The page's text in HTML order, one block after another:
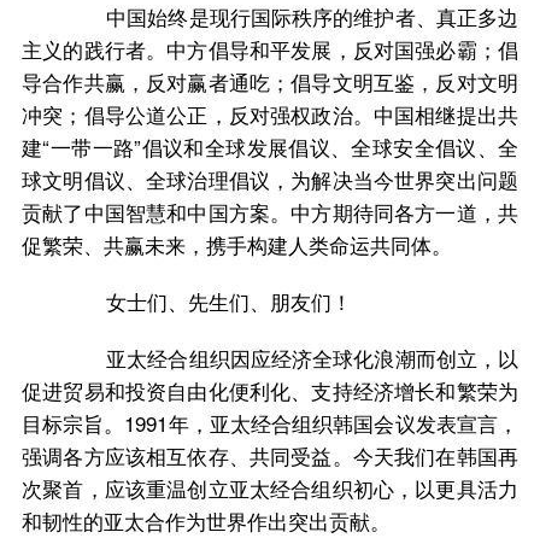
中国始终是现行国际秩序的维护者、真正多边
主义的践行者。中方倡导和平发展，反对国强必霸；倡
导合作共赢，反对赢者通吃；倡导文明互鉴，反对文明
冲突；倡导公道公正，反对强权政治。中国相继提出共
建“一带一路”倡议和全球发展倡议、全球安全倡议、全
球文明倡议、全球治理倡议，为解决当今世界突出问题
贡献了中国智慧和中国方案。中方期待同各方一道，共
促繁荣、共赢未来，携手构建人类命运共同体。
女士们、先生们、朋友们！
亚太经合组织因应经济全球化浪潮而创立，以
促进贸易和投资自由化便利化、支持经济增长和繁荣为
目标宗旨。1991年，亚太经合组织韩国会议发表宣言，
强调各方应该相互依存、共同受益。今天我们在韩国再
次聚首，应该重温创立亚太经合组织初心，以更具活力
和韧性的亚太合作为世界作出突出贡献。